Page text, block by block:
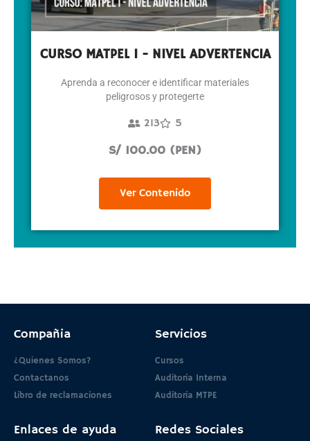
CURSO MATPEL I - NIVEL ADVERTENCIA
Aprenda a reconocer e identificar materiales
peligrosos y protegerte
213 5
S/ 100.00 (PEN)
Ver Contenido
Compañia
¿Quíenes Somos?
Contactanos
Libro de reclamaciones
Servicios
Cursos
Auditoria Interna
Auditoria MTPE
Enlaces de ayuda Redes Sociales